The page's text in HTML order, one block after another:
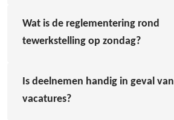
Wat is de reglementering rond
tewerkstelling op zondag?
Is deelnemen handig in geval van
vacatures?